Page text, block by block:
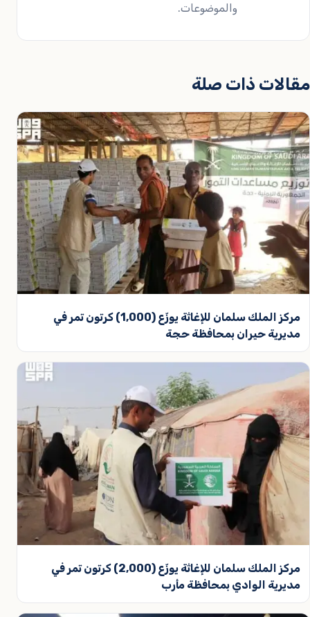
والموضوعات.
مقالات ذات صلة
مركز الملك سلمان للإغاثة يوزّع (1,000) كرتون تمر في
مديرية حيران بمحافظة حجة
مركز الملك سلمان للإغاثة يوزّع (2,000) كرتون تمر في
مديرية الوادي بمحافظة مأرب